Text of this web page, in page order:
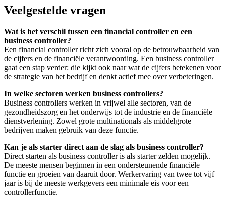
Veelgestelde vragen
Wat is het verschil tussen een financial controller en een
business controller?
Een financial controller richt zich vooral op de betrouwbaarheid van
de cijfers en de financiële verantwoording. Een business controller
gaat een stap verder: die kijkt ook naar wat de cijfers betekenen voor
de strategie van het bedrijf en denkt actief mee over verbeteringen.
In welke sectoren werken business controllers?
Business controllers werken in vrijwel alle sectoren, van de
gezondheidszorg en het onderwijs tot de industrie en de financiële
dienstverlening. Zowel grote multinationals als middelgrote
bedrijven maken gebruik van deze functie.
Kan je als starter direct aan de slag als business controller?
Direct starten als business controller is als starter zelden mogelijk.
De meeste mensen beginnen in een ondersteunende financiële
functie en groeien van daaruit door. Werkervaring van twee tot vijf
jaar is bij de meeste werkgevers een minimale eis voor een
controllerfunctie.